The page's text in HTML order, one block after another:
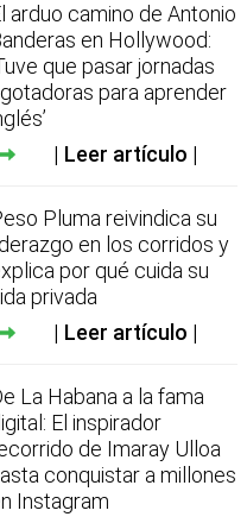
arduo camino de Antonio
en Hollywood:
que pasar jornadas
para aprender
Leer artículo
Pluma reivindica su
en los corridos y
por qué cuida su
privada
Leer artículo
La Habana a la fama
El inspirador
de Imaray Ulloa
conquistar a millones
Instagram